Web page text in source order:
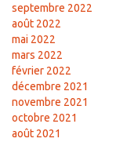
septembre 2022
août 2022
mai 2022
mars 2022
février 2022
décembre 2021
novembre 2021
octobre 2021
août 2021